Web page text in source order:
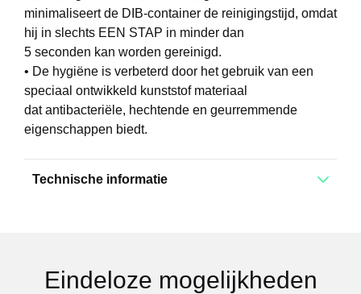
minimaliseert de DIB-container de reinigingstijd, omdat
hij in slechts EEN STAP in minder dan
5 seconden kan worden gereinigd.
• De hygiëne is verbeterd door het gebruik van een
speciaal ontwikkeld kunststof materiaal
dat antibacteriële, hechtende en geurremmende
eigenschappen biedt.
Technische informatie
Eindeloze mogelijkheden